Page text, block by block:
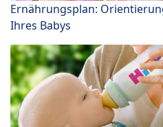
Ernährungsplan:
Ihres Babys